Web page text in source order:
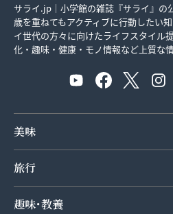
サライ.jp｜小学館の雑誌『サライ』の
歳を重ねてもアクティブに行動したい
イ世代の方々に向けたライフスタイル
化・趣味・健康・モノ情報など上質な
美味
旅行
趣味･教養